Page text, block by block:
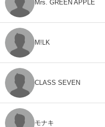
Mrs. GREEN APPLE
M!LK
CLASS SEVEN
モナキ